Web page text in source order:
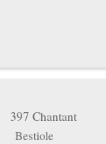
397 Chantant
Bestiole